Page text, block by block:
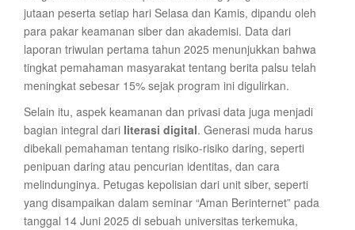
jutaan peserta setiap hari Selasa dan Kamis, dipandu oleh
para pakar keamanan siber dan akademisi. Data dari
laporan triwulan pertama tahun 2025 menunjukkan bahwa
tingkat pemahaman masyarakat tentang berita palsu telah
meningkat sebesar 15% sejak program ini digulirkan.
Selain itu, aspek keamanan dan privasi data juga menjadi
bagian integral dari literasi digital. Generasi muda harus
dibekali pemahaman tentang risiko-risiko daring, seperti
penipuan daring atau pencurian identitas, dan cara
melindunginya. Petugas kepolisian dari unit siber, seperti
yang disampaikan dalam seminar “Aman Berinternet” pada
tanggal 14 Juni 2025 di sebuah universitas terkemuka,